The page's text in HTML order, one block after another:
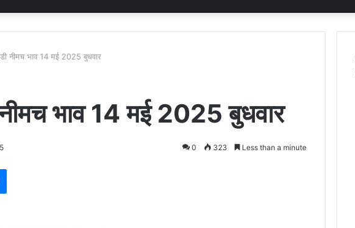
नीमच भाव 14 मई 2025 बुधवार
भाव 14 मई 2025 बुधवार
0 323 Less than a minute
Messenger